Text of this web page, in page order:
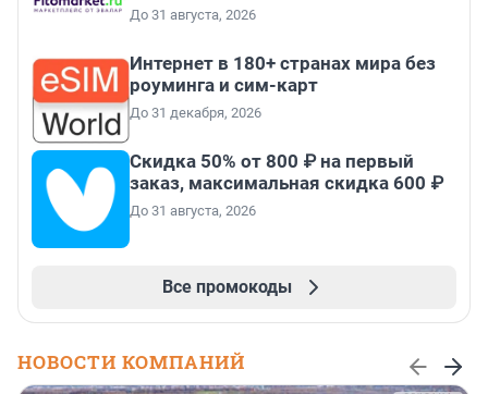
До 31 августа, 2026
Интернет в 180+ странах мира без
роуминга и сим-карт
До 31 декабря, 2026
Скидка 50% от 800 ₽ на первый
заказ, максимальная скидка 600 ₽
До 31 августа, 2026
Все промокоды
НОВОСТИ КОМПАНИЙ